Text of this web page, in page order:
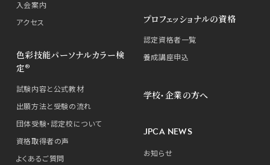
入会案内
アクセス
色彩技能パーソナルカラー検
定®
試験内容と公式教材
出願方法と受験の流れ
団体受験・認定校について
資格取得者の声
よくあるご質問
プロフェッショナルの資格
認定資格者一覧
養成講座申込
学校・企業の方へ
JPCA NEWS
お知らせ